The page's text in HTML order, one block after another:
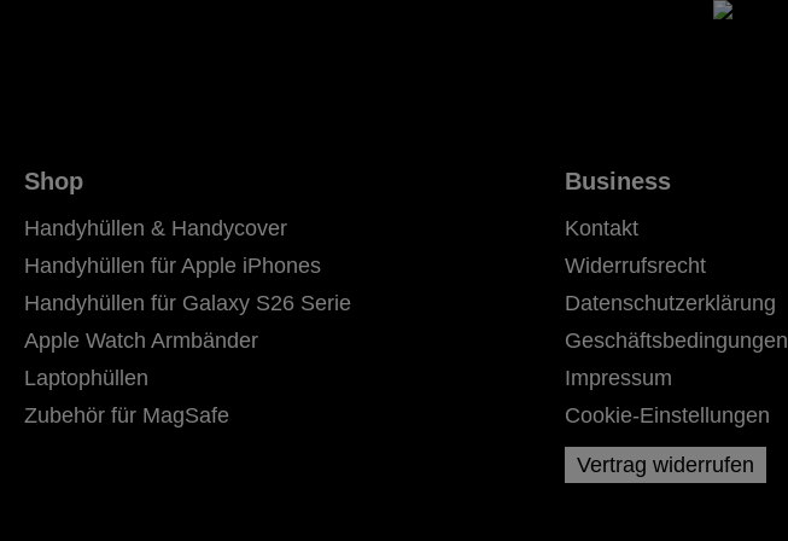
Shop
Handyhüllen & Handycover
Handyhüllen für Apple iPhones
Handyhüllen für Galaxy S26 Serie
Apple Watch Armbänder
Laptophüllen
Zubehör für MagSafe
Business
Kontakt
Widerrufsrecht
Datenschutzerklärung
Geschäftsbedingungen
Impressum
Cookie-Einstellungen
Vertrag widerrufen